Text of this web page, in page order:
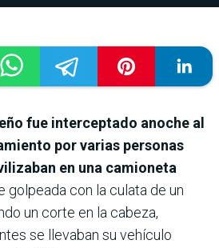
fue interceptado anoche al
por varias personas
en una camioneta
golpeada con la culata de un
un corte en la cabeza,
se llevaban su vehículo